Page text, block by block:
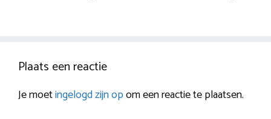
Plaats een reactie
Je moetingelogd zijn opom een reactie te plaatsen.